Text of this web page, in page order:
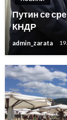
Путин се
КНДР
admin_zarata